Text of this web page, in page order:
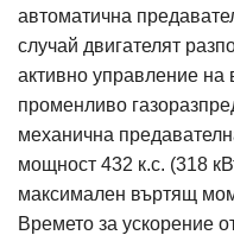
автоматична
случай двигателят
активно управление на
променливо
механична
мощност 432 к.с. (318
максимален въртящ
Времето за ускорение